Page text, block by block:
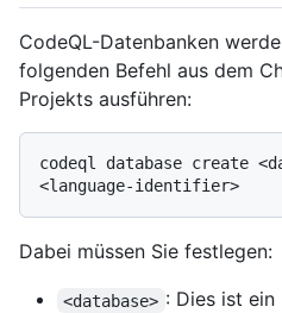
CodeQL-Datenbanken
folgenden Befehl aus dem
Projekts ausführen:
codeql database create
Dabei müssen Sie festlegen:
<database> : Dies ist ein